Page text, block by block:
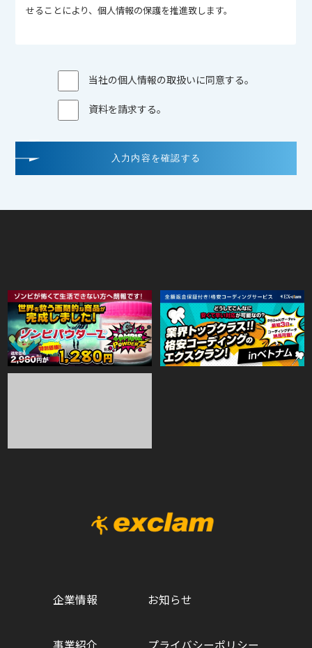
せることにより、個人情報の保護を推進致します。
当社は、お客さまの個人情報を正確かつ最新の状態に保ち、個
人情報への不正アクセス・紛失・破損・改ざん・漏洩などを防
止するため、セキュリティシステムの維持・管理体制の整備・
社員教育の徹底等の必要な措置を講じ、安全対策を実施し個人
情報の厳重な管理を行ないます。
個人情報の利用目的
当社は、お客さまよりお預かりした個人情報を適切に管理し、
次のいずれかに該当する場合を除き、個人情報を第三者に開示
いたしません。
・お客さまの同意がある場合
・お客さまが希望されるサービスを行なうために当社が業務を
お客さまがご本人の個人情報の照会・修正・削除などをご希望
法令、規範の遵守と見直し
の他規範を遵守するとともに、本ポリシーの内容を適宜見直
当社の個人情報の取扱いに同意する。
資料を請求する。
企業情報
事業紹介
お知らせ
プライバシーポリシー